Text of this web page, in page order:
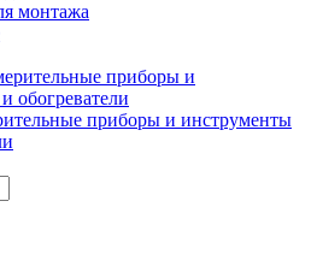
монтажа
приборы и инструменты